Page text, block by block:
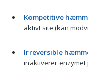
Kompetitive
aktivt site (kan
Irreversible
inaktiverer enzymet